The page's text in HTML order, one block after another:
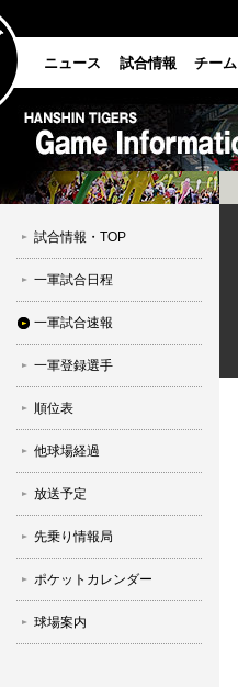
ニュース 試合情報 チーム
試合情報・TOP
一軍試合日程
一軍試合速報
一軍登録選手
順位表
他球場経過
放送予定
先乗り情報局
ポケットカレンダー
球場案内